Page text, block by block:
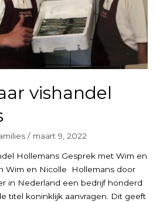
vishandel
/ maart 9, 2022
Hollemans Gesprek met Wim en
Wim en Nicolle Hollemans door
in Nederland een bedrijf honderd
titel koninklijk aanvragen. Dit geeft